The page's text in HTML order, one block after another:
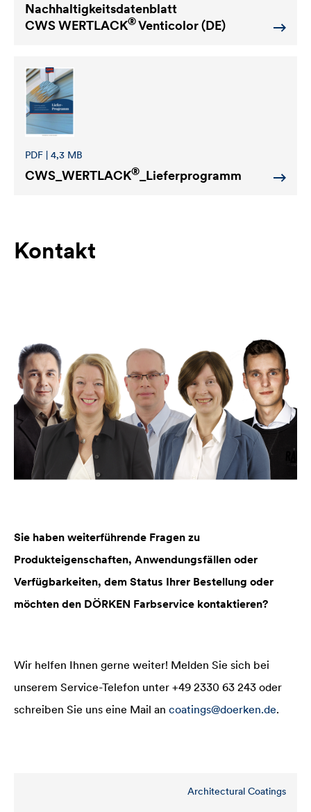
Nachhaltigkeitsdatenblatt
CWS WERTLACK®Venticolor (DE)
PDF | 4,3 MB
CWS_WERTLACK® _Lieferprogramm
Kontakt
Sie haben weiterführende Fragen zu
Produkteigenschaften, Anwendungsfällen oder
Verfügbarkeiten, dem Status Ihrer Bestellung oder
möchten den DÖRKEN Farbservice kontaktieren?
Wir helfen Ihnen gerne weiter! Melden Sie sich bei
unserem Service-Telefon unter +49 2330 63 243 oder
schreiben Sie uns eine Mail an coatings@doerken.de.
Architectural Coatings